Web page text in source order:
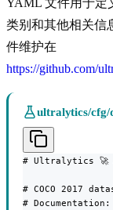
YAML 文件用于定
类别和其他相关信
件维护在
https://github.com/
ultralytics/cfg/
# Ultralytics 🚀
# COCO 2017
#